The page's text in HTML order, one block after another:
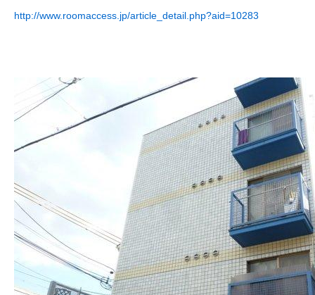
http://www.roomaccess.jp/article_detail.php?aid=10283